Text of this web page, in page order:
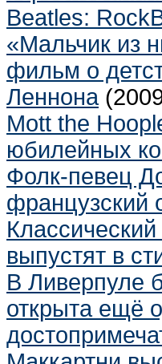
Beatles:
«Мальчик из
фильм о
Леннона
Mott the
юбилейных
Фолк-певец
французский
выпустят в
В Ливерпуле
открыта ещё